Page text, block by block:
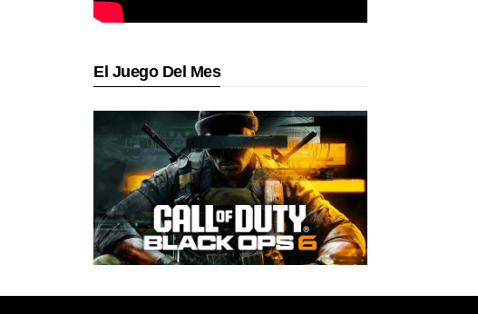
El Juego Del Mes